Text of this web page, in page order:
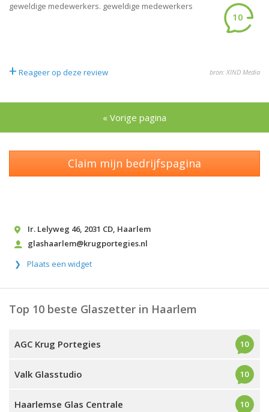
geweldige medewerkers. geweldige medewerkers
10
+ Reageer op deze review bron: XIND Media
« Vorige pagina
Claim mijn bedrijfspagina
Ir. Lelyweg 46, 2031 CD, Haarlem
glashaarlem@krugportegies.nl
Plaats een widget
Top 10 beste Glaszetter in Haarlem
AGC Krug Portegies 10
Valk Glasstudio 10
Haarlemse Glas Centrale 10